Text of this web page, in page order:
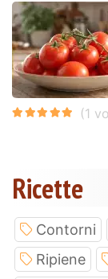
Ricette
Contorni
Ripiene